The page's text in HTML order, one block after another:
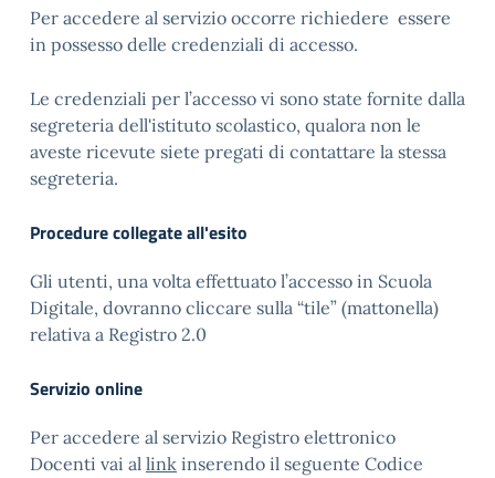
Per accedere al servizio occorre richiedere essere
in possesso delle credenziali di accesso.
Le credenziali per l’accesso vi sono state fornite dalla
segreteria dell'istituto scolastico, qualora non le
aveste ricevute siete pregati di contattare la stessa
segreteria.
Procedure collegate all'esito
Gli utenti, una volta effettuato l’accesso in Scuola
Digitale, dovranno cliccare sulla “tile” (mattonella)
relativa a Registro 2.0
Servizio online
Per accedere al servizio Registro elettronico
Docenti vai al link inserendo il seguente Codice